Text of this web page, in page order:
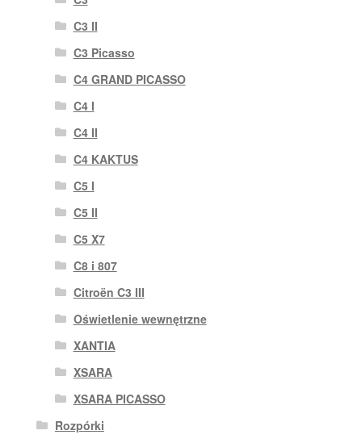
C3 II
C3 Picasso
C4 GRAND PICASSO
C4 I
C4 II
C4 KAKTUS
C5 I
C5 II
C5 X7
C8 i 807
Citroën C3 III
Oświetlenie wewnętrzne
XANTIA
XSARA
XSARA PICASSO
Rozpórki